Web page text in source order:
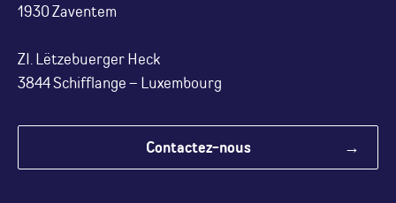
1930 Zaventem
ZI. Lëtzebuerger Heck
3844 Schifflange – Luxembourg
Contactez-nous